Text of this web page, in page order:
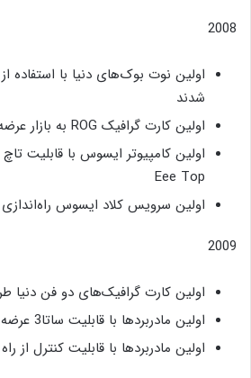
2008
اولین نوت بوک‌های دنیا با استفاده از
شدند
اولین کارت گرافیک ROG به بازار عرضه شد
اولین کامپیوتر ایسوس با قابلیت
Eee Top
اولین سرویس کلاد ایسوس
2009
اولین کارت گرافیک‌های دو فن دنیا
اولین مادربردها با قابلیت ساتا3 عرضه شدند
اولین مادربردها با قابلیت کنترل از